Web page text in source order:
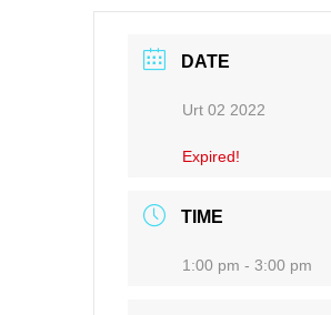
DATE
Urt 02 2022
Expired!
TIME
1:00 pm - 3:00 pm